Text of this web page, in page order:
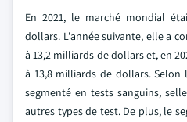
En 2021, le marché mondial
dollars. L'année suivante, elle a
à 13,2 milliards de dollars et, en
à 13,8 milliards de dollars.
segmenté en tests sanguins,
autres types de test. De plus, le